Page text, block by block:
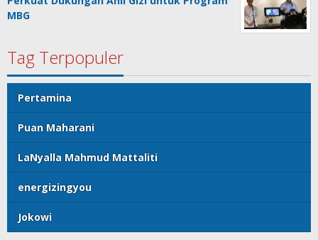
MBG
Tag Terpopuler
Pertamina
Puan Maharani
LaNyalla Mahmud Mattaliti
energizingyou
Jokowi